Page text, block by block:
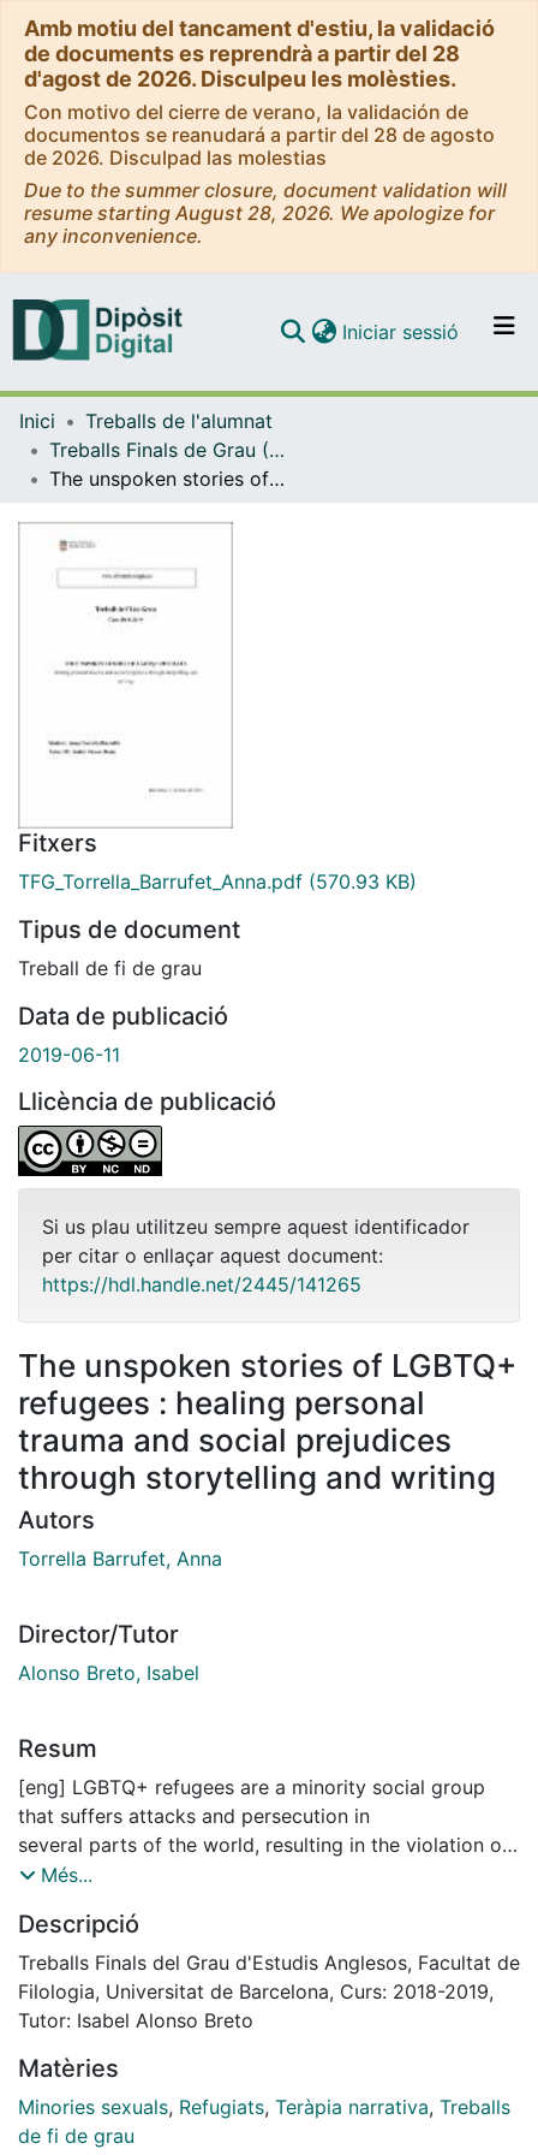
Amb motiu del tancament d'estiu, la validació
de documents es reprendrà a partir del 28
d'agost de 2026. Disculpeu les molèsties.
Con motivo del cierre de verano, la validación de
documentos se reanudará a partir del 28 de agosto
de 2026. Disculpad las molestias
Due to the summer closure, document validation will
resume starting August 28, 2026. We apologize for
any inconvenience.
Navega per tot el DD
Com publicar
Iniciar sessió (current)
Inici
Treballs de l'alumnat
Treballs Finals de Grau (TFG) - Estudis Anglesos
The unspoken stories of LGBTQ+ refugees : healing personal trauma and social prejudices through storytelling and writing
Fitxers
TFG_Torrella_Barrufet_Anna.pdf (570.93 KB)
Tipus de document
Treball de fi de grau
Data de publicació
2019-06-11
Llicència de publicació
Si us plau utilitzeu sempre aquest identificador
per citar o enllaçar aquest document:
https://hdl.handle.net/2445/141265
The unspoken stories of LGBTQ+
refugees : healing personal
trauma and social prejudices
through storytelling and writing
Autors
Torrella Barrufet, Anna
Director/Tutor
Alonso Breto, Isabel
Resum
[eng] LGBTQ+ refugees are a minority social group
that suffers attacks and persecution in
several parts of the world, resulting in the violation of
their human rights. The traumatic
identities which result in grave
psychological burden. This paper aims to provide a
current overview of the situation of
LGBTQ+ refugees, along with an exploration of the
method. According to the literature, storytelling
contributes to personal healing. The
stories of five LGBTQ+ refugees are told with the aim
Més...
Descripció
Treballs Finals del Grau d'Estudis Anglesos, Facultat de
Filologia, Universitat de Barcelona, Curs: 2018-2019,
Tutor: Isabel Alonso Breto
Matèries
Minories sexuals, Refugiats, Teràpia narrativa, Treballs
de fi de grau